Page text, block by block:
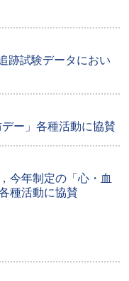
跡試験データにおい
ー」各種活動に協賛
今年制定の「心・血
種活動に協賛